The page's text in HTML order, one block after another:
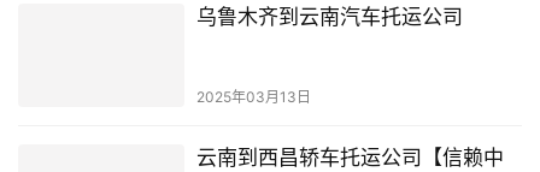
乌鲁木齐到云南汽车托运公司
2025年03月13日
云南到西昌轿车托运公司【信赖中